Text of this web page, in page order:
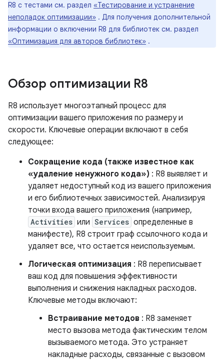
R8 с тестами см. раздел «Тестирование и устранение
неполадок оптимизации» . Для получения дополнительной
информации о включении R8 для библиотек см. раздел
«Оптимизация для авторов библиотек» .
Обзор оптимизации R8
R8 использует многоэтапный процесс для
оптимизации вашего приложения по размеру и
скорости. Ключевые операции включают в себя
следующее:
Сокращение кода (также известное как
«удаление ненужного кода») : R8 выявляет и
удаляет недоступный код из вашего приложения
и его библиотечных зависимостей. Анализируя
точки входа вашего приложения (например,
Activities или Services определенные в
манифесте), R8 строит граф ссылочного кода и
удаляет все, что остается неиспользуемым.
Логическая оптимизация : R8 переписывает
ваш код для повышения эффективности
выполнения и снижения накладных расходов.
Ключевые методы включают:
Встраивание методов : R8 заменяет
место вызова метода фактическим телом
вызываемого метода. Это устраняет
накладные расходы, связанные с вызовом